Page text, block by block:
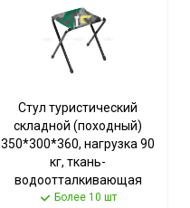
Стул туристический
складной (походный)
350*300*360, нагрузка 90
кг, ткань-
водоотталкивающая
пропитка, КОЛЛАЖ
Более 10 шт